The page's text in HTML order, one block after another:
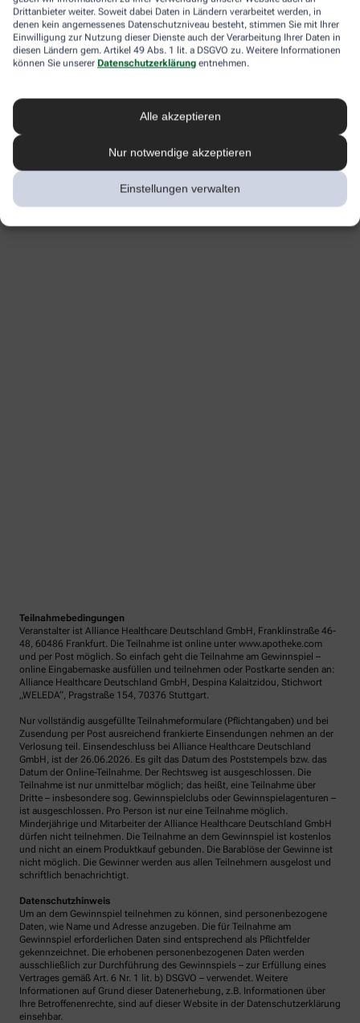
Drittanbieter weiter. Soweit dabei Daten in Ländern verarbeitet werden, in
denen kein angemessenes Datenschutzniveau besteht, stimmen Sie mit Ihrer
Einwilligung zur Nutzung dieser Dienste auch der Verarbeitung Ihrer Daten in
diesen Ländern gem. Artikel 49 Abs. 1 lit. a DSGVO zu. Weitere Informationen
können Sie unserer Datenschutzerklärung entnehmen.
Alle akzeptieren
Nur notwendige akzeptieren
Einstellungen verwalten
Teilnahmebedingungen
Veranstalter ist Alliance Healthcare Deutschland GmbH, Franklinstraße 46-
48, 60486 Frankfurt. Die Teilnahme ist online unter www.apotheke.com
und per Post möglich. So einfach geht die Teilnahme am Gewinnspiel –
online Eingabemaske ausfüllen und teilnehmen oder Postkarte senden an:
Alliance Healthcare Deutschland GmbH, Despina Kalaitzidou, Stichwort
„WELEDA“, Pragstraße 154, 70376 Stuttgart.
Nur vollständig ausgefüllte Teilnahmeformulare (Pflichtangaben) und bei
Zusendung per Post ausreichend frankierte Einsendungen nehmen an der
Verlosung teil. Einsendeschluss bei Alliance Healthcare Deutschland
GmbH, ist der 26.06.2026. Es gilt das Datum des Poststempels bzw. das
Datum der Online-Teilnahme. Der Rechtsweg ist ausgeschlossen. Die
Teilnahme ist nur unmittelbar möglich; das heißt, eine Teilnahme über
Dritte – insbesondere sog. Gewinnspielclubs oder Gewinnspielagenturen –
ist ausgeschlossen. Pro Person ist nur eine Teilnahme möglich.
Minderjährige und Mitarbeiter der Alliance Healthcare Deutschland GmbH
dürfen nicht teilnehmen. Die Teilnahme an dem Gewinnspiel ist kostenlos
und nicht an einem Produktkauf gebunden. Die Barablöse der Gewinne ist
nicht möglich. Die Gewinner werden aus allen Teilnehmern ausgelost und
schriftlich benachrichtigt.
Datenschutzhinweis
Um an dem Gewinnspiel teilnehmen zu können, sind personenbezogene
Daten, wie Name und Adresse anzugeben. Die für Teilnahme am
Gewinnspiel erforderlichen Daten sind entsprechend als Pflichtfelder
gekennzeichnet. Die erhobenen personenbezogenen Daten werden
ausschließlich zur Durchführung des Gewinnspiels – zur Erfüllung eines
Vertrages gemäß Art. 6 Nr. 1 lit. b) DSGVO – verwendet. Weitere
Informationen auf Grund dieser Datenerhebung, z.B. Informationen über
Ihre Betroffenenrechte, sind auf dieser Website in der Datenschutzerklärung
einsehbar.